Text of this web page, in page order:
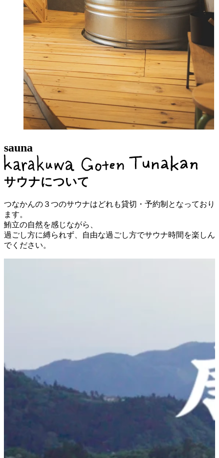
sauna
サウナについて
つなかんの３つのサウナはどれも貸切・予約制となっており
ます。
鮪立の自然を感じながら、
過ごし方に縛られず、自由な過ごし方でサウナ時間を楽しん
でください。